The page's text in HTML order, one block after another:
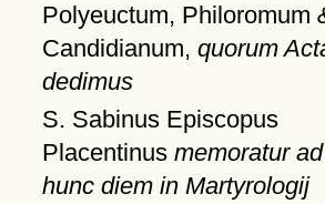
Polyeuctum, Philoromum
Candidianum, quorum
dedimus
S. Sabinus Episcopus
Placentinus memoratur ad
hunc diem in Martyrologij